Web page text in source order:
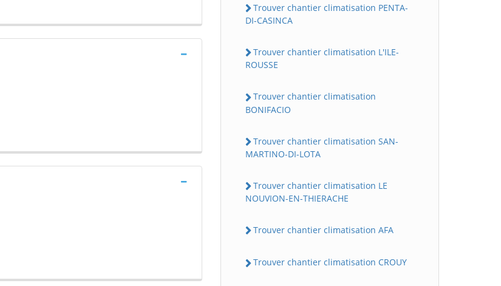
Trouver chantier climatisation PENTA-
DI-CASINCA
Trouver chantier climatisation L'ILE-
ROUSSE
Trouver chantier climatisation
BONIFACIO
Trouver chantier climatisation SAN-
MARTINO-DI-LOTA
Trouver chantier climatisation LE
NOUVION-EN-THIERACHE
Trouver chantier climatisation AFA
Trouver chantier climatisation CROUY